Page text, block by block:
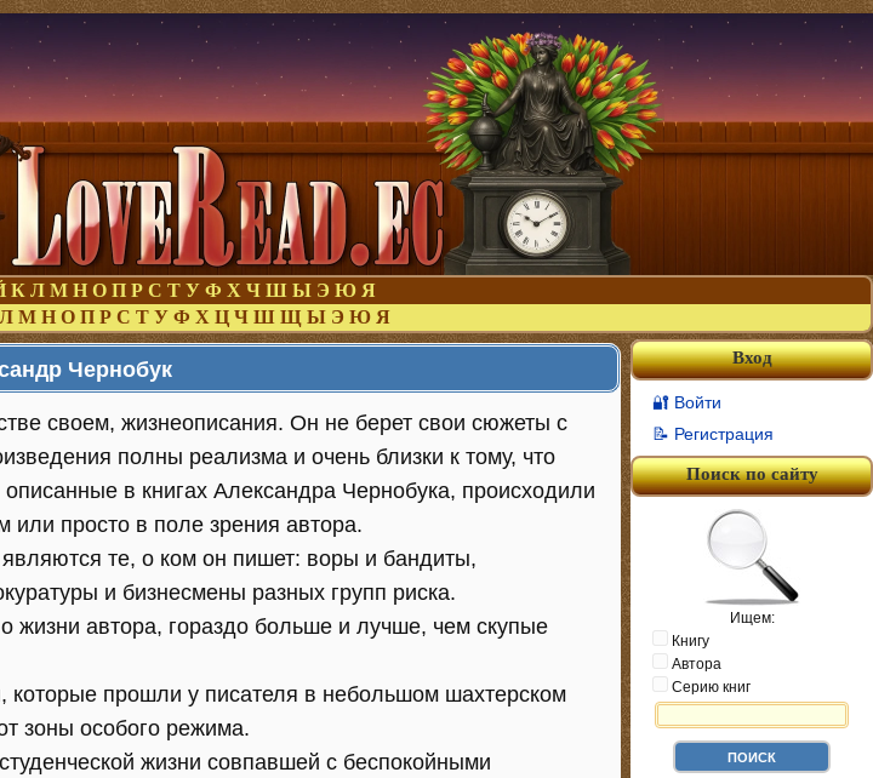
К Л М Н О П Р С Т У Ф Х Ч Ш Ы Э Ю Я
Л М Н О П Р С Т У Ф Х Ц Ч Ш Щ Ы Э Ю Я
Чернобук
своем, жизнеописания. Он не берет свои сюжеты с
полны реализма и очень близки к тому, что
в книгах Александра Чернобука, происходили
просто в поле зрения автора.
те, о ком он пишет: воры и бандиты,
и бизнесмены разных групп риска.
жизни автора, гораздо больше и лучше, чем скупые
которые прошли у писателя в небольшом шахтерском
зоны особого режима.
жизни совпавшей с беспокойными
Вход
🔐 Войти
📝 Регистрация
Поиск по сайту
Ищем:
Книгу
Автора
Серию книг